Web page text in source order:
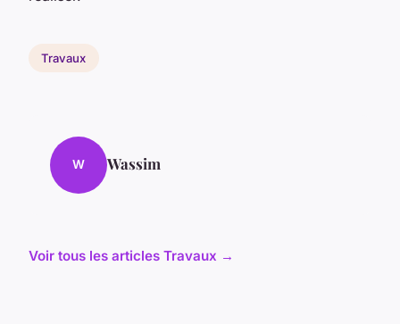
Travaux
W Wassim
Voir tous les articles Travaux →